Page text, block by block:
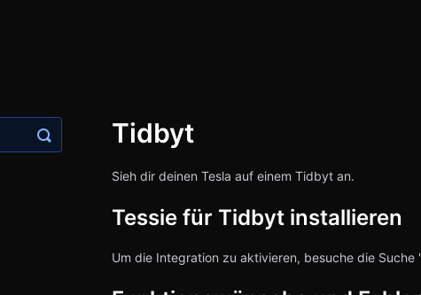
Tidbyt
Sieh dir deinen Tesla auf einem Tidbyt an.
Tessie für Tidbyt installieren
Um die Integration zu aktivieren, besuche die
Suche umschalten